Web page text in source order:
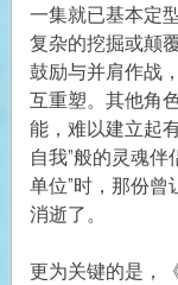
一集就已基本定
复杂的挖掘或颠
鼓励与并肩作战
互重塑。其他角
能，难以建立起
自我”般的灵魂
单位”时，那份
消逝了。
更为关键的是，